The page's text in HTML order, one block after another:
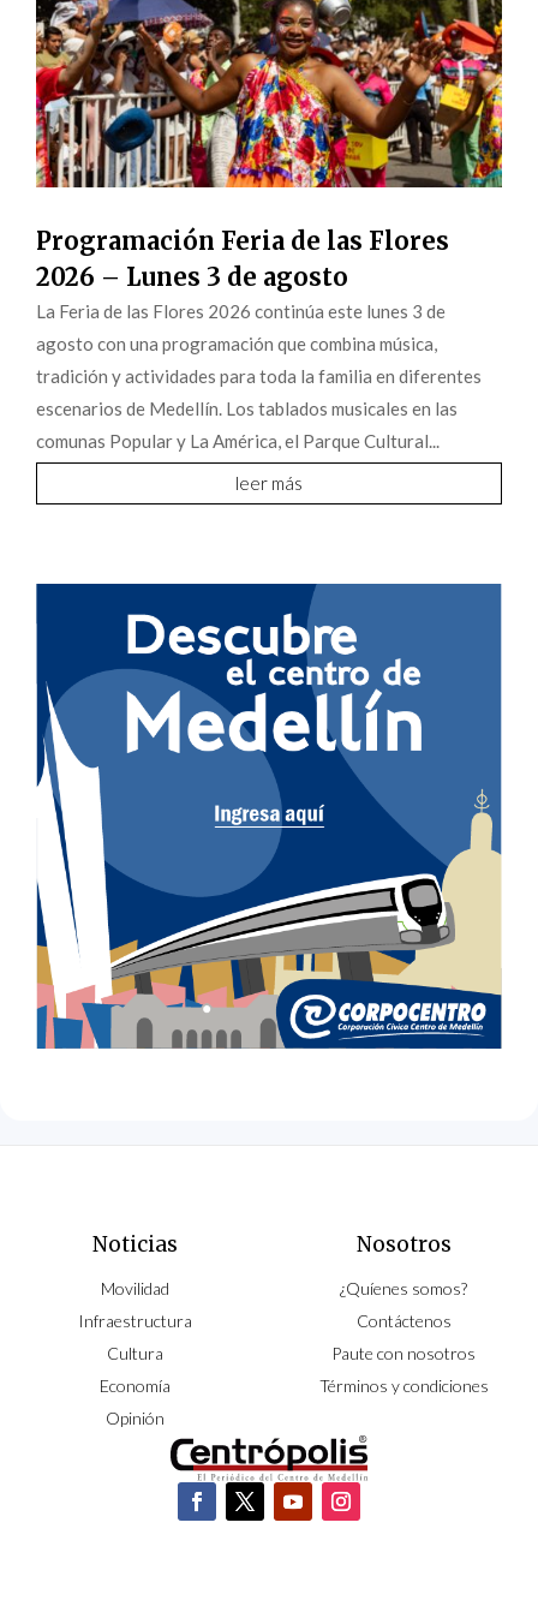
Programación Feria de las Flores
2026 – Lunes 3 de agosto
La Feria de las Flores 2026 continúa este lunes 3 de
agosto con una programación que combina música,
tradición y actividades para toda la familia en diferentes
escenarios de Medellín. Los tablados musicales en las
comunas Popular y La América, el Parque Cultural...
leer más
Noticias
Movilidad
Infraestructura
Cultura
Economía
Opinión
Nosotros
¿Quíenes somos?
Contáctenos
Paute con nosotros
Términos y condiciones